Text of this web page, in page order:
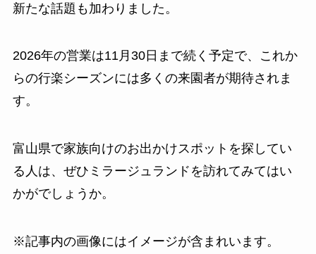
新たな話題も加わりました。
2026年の営業は11月30日まで続く予定で、これか
らの行楽シーズンには多くの来園者が期待されま
す。
富山県で家族向けのお出かけスポットを探してい
る人は、ぜひミラージュランドを訪れてみてはい
かがでしょうか。
※記事内の画像にはイメージが含まれいます。